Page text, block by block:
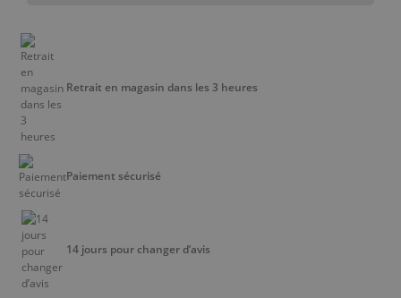
Retrait en magasin dans les 3 heures
Paiement sécurisé
14 jours pour changer d’avis